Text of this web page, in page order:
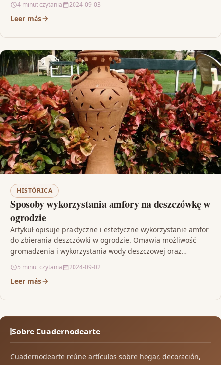
4 minut czytania 2024-09-03
Leer más
HISTÓRICA
Sposoby wykorzystania amfory na deszczówkę w
ogrodzie
Artykuł opisuje praktyczne i estetyczne wykorzystanie amfor
do zbierania deszczówki w ogrodzie. Omawia możliwość
gromadzenia i wykorzystania wody deszczowej oraz
5 minut czytania 2024-09-02
Leer más
Sobre Cuadernodearte
Cuadernodearte reúne artículos sobre hogar, decoración,